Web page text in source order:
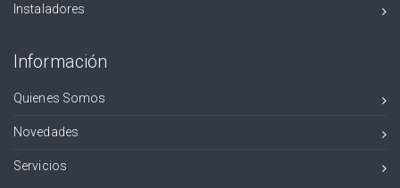
Instaladores
Información
Quienes Somos
Novedades
Servicios